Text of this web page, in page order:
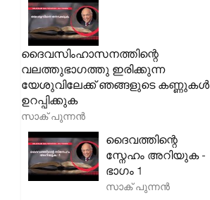
ദൈവസിംഹാസനത്തിന്റെ
വലത്തുഭാഗത്തു ഇരിക്കുന്ന
യേശുവിലേക്ക് ഞങ്ങളുടെ കണ്ണുകൾ
ഉറപ്പിക്കുക
സാക് പുന്നൻ
ദൈവത്തിന്റെ
സ്നേഹം അറിയുക -
ഭാഗം 1
സാക് പുന്നൻ